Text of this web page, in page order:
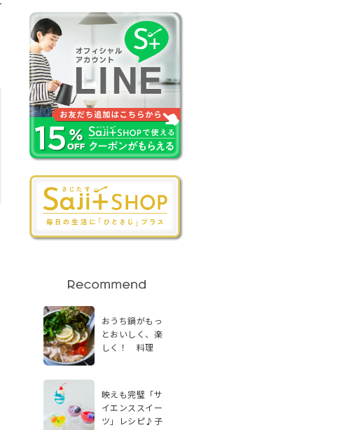
おうち鍋がもっ
とおいしく、楽
しく！ 料理
映えも完璧「サ
イエンススイー
ツ」レシピ♪子